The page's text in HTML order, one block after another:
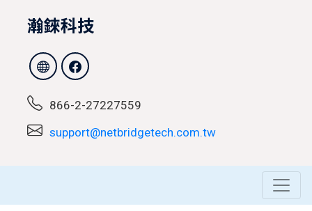
瀚錸科技
866-2-27227559
support@netbridgetech.com.tw